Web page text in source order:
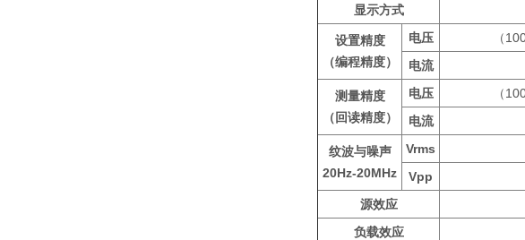
显示方式
设置精度
（编程精度）
电压
（
电流
测量精度
（回读精度）
电压
（
电流
纹波与噪声
20Hz-20MHz
Vrms
Vpp
源效应
负载效应